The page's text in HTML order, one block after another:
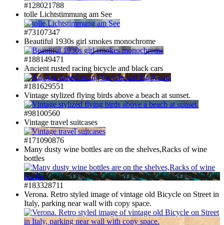
#128021788
tolle Lichtstimmung am See
#73107347
Beautiful 1930s girl smokes monochrome
#188149471
Ancient rusted racing bicycle and black cars
#181629551
Vintage stylized flying birds above a beach at sunset.
#98100560
Vintage travel suitcases
#171090876
Many dusty wine bottles are on the shelves,Racks of wine
bottles
#183328711
Verona. Retro styled image of vintage old Bicycle on Street in
Italy, parking near wall with copy space.